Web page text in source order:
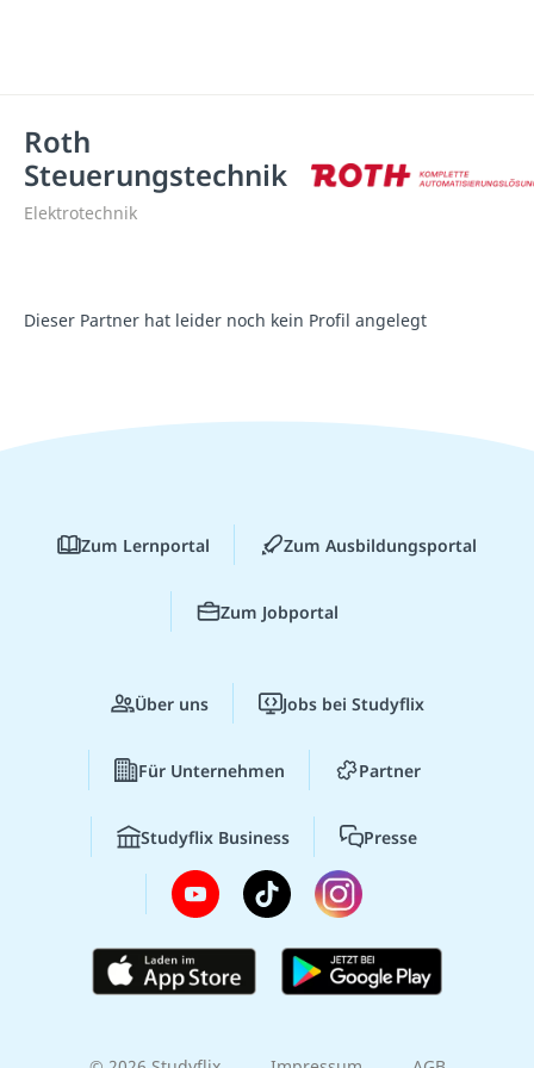
Roth
Steuerungstechnik
Elektrotechnik
Dieser Partner hat leider noch kein Profil angelegt
Zum Lernportal Zum Ausbildungsportal
Zum Jobportal
Über uns Jobs bei Studyflix
Für Unternehmen Partner
Studyflix Business Presse